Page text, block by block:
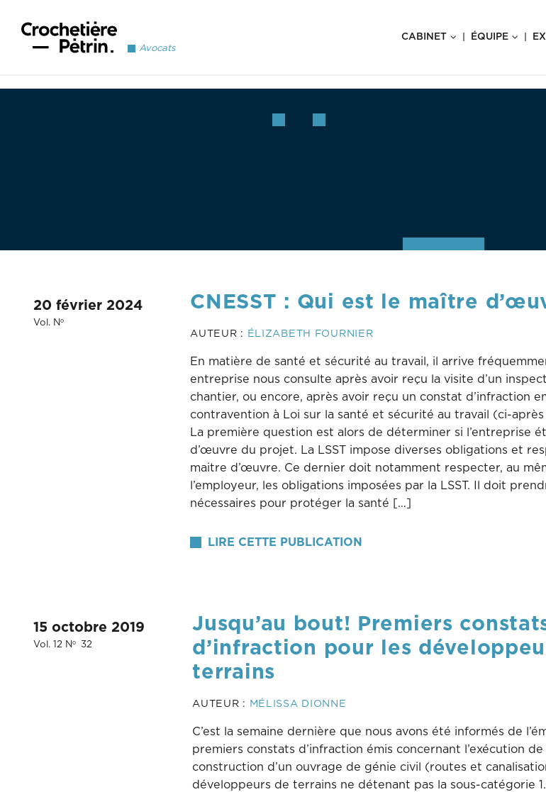
Avocats
CABINET ÉQUIPE
20 février 2024
Vol. No
CNESST : Qui est le maître
AUTEUR : ÉLIZABETH FOURNIER
En matière de santé et sécurité au travail, il arrive
entreprise nous consulte après avoir reçu la visite d’un
chantier, ou encore, après avoir reçu un constat d’infraction
contravention à Loi sur la santé et sécurité au travail (ci-après
La première question est alors de déterminer si l’entreprise
d’œuvre du projet. La LSST impose diverses obligations et
maitre d’œuvre. Ce dernier doit notamment respecter, au
l’employeur, les obligations imposées par la LSST. Il doit
nécessaires pour protéger la santé […]
LIRE CETTE PUBLICATION
15 octobre 2019
Vol. 12 No 32
Jusqu’au bout! Premiers
d’infraction pour les
terrains
AUTEUR : MÉLISSA DIONNE
C’est la semaine dernière que nous avons été informés de
premiers constats d’infraction émis concernant l’exécution
construction d’un ouvrage de génie civil (routes et
développeurs de terrains ne détenant pas la sous-catégorie